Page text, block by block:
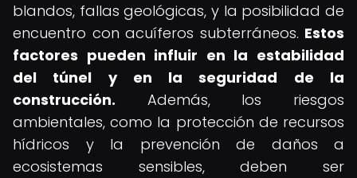
blandos, fallas geológicas, y la posibilidad de
encuentro con acuíferos subterráneos. Estos
factores pueden influir en la estabilidad
del túnel y en la seguridad de la
construcción. Además, los riesgos
ambientales, como la protección de recursos
hídricos y la prevención de daños a
ecosistemas sensibles, deben ser